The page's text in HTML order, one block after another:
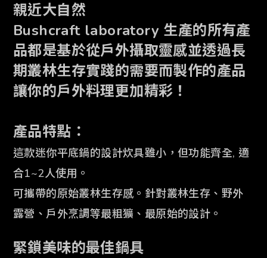
親近大自然
Bushcraft laboratory 生產的所有產
品都是基於從戶外攝取靈感並透過長
期叢林生存實踐的需要而製作的產品
讓你的戶外料理更加精彩！
產品特點：
這款迷你平底鍋的設計炊具雖小，但功能齊全, 適
合1~2人使用。
可攜帶的原始叢林生存感。針對叢林生存、野外
露營、戶外烹調等最粗獷、最原始的設計。
緊鎖美味的最佳鍋具